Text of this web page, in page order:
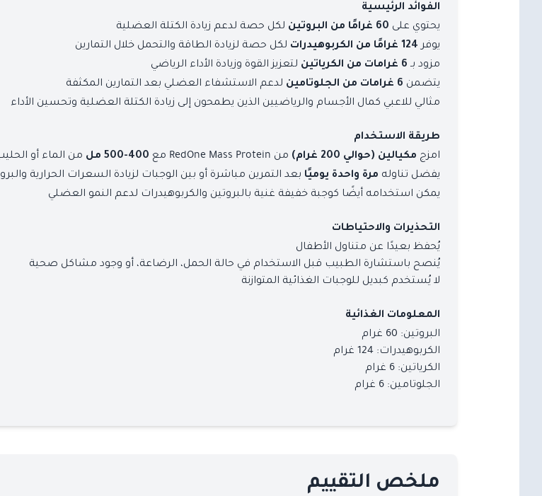
الفوائد الرئيسية
يحتوي على 60 غرامًا من البروتين
لكل حصة لدعم زيادة الكتلة العضلية
يوفر 124 غرامًا من الكربوهيدرات
لكل حصة لزيادة الطاقة والتحمل خلال التمارين
مزود بـ 6 غرامات من الكرياتين
لتعزيز القوة وزيادة الأداء الرياضي
يتضمن 6 غرامات من الجلوتامين
لدعم الاستشفاء العضلي بعد التمارين المكثفة
مثالي للاعبي كمال الأجسام والرياضيين الذين يطمحون إلى زيادة الكتلة العضلية وتحسين الأداء
طريقة الاستخدام
امزج مكيالين (حوالي 200 غرام) من RedOne Mass Protein مع 400-500 مل
من الماء أو
يفضل تناوله مرة واحدة يوميًا بعد التمرين مباشرة أو بين الوجبات لزيادة السعرات الحرارية
يمكن استخدامه أيضًا كوجبة خفيفة غنية بالبروتين والكربوهيدرات لدعم النمو العضلي
التحذيرات والاحتياطات
يُحفظ بعيدًا عن متناول الأطفال
يُنصح باستشارة الطبيب قبل الاستخدام في حالة الحمل، الرضاعة، أو وجود مشاكل صحية
لا يُستخدم كبديل للوجبات الغذائية المتوازنة
المعلومات الغذائية
البروتين: 60 غرام
الكربوهيدرات: 124 غرام
الكرياتين: 6 غرام
الجلوتامين: 6 غرام
ملخص التقييم